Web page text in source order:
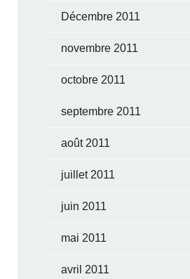
Décembre 2011
novembre 2011
octobre 2011
septembre 2011
août 2011
juillet 2011
juin 2011
mai 2011
avril 2011